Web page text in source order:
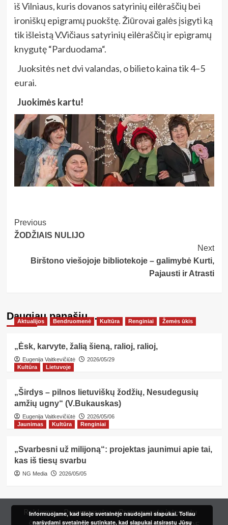
iš Vilniaus, kuris dovanos satyrinių eilėraščių bei
ironiškų epigramų puokštę. Žiūrovai galės įsigyti ką
tik išleistą V.Vičiaus satyrinių eilėraščių ir epigramų
knygutę “Parduodama“.
Juoksitės net dvi valandas, o bilieto kaina tik 4–5
eurai.
Juokimės kartu!
Post
Navigation
Previous
ŽODŽIAIS NULIJO
Next
Birštono viešojoje bibliotekoje – galimybė Kurti,
Pajausti ir Atrasti
Daugiau panašių…
Aktualijos Bendruomenė Kultūra Renginiai Žemės ūkis
„Ėsk, karvyte, žalią šieną, ralioj, ralioj,
Eugenija Vaitkevičiūtė
2026/05/29
Kultūra
Lietuvoje
„Širdys – pilnos lietuviškų žodžių, Nesudegusių
amžių ugny“ (V.Bukauskas)
Eugenija Vaitkevičiūtė
2026/05/06
Jaunimas
Kultūra Renginiai
„Svarbesni už milijoną“: projektas jaunimui apie tai,
kas iš tiesų svarbu
NG Media 2026/05/05
Reklama Prenumerata
Prenumerata internetu
Informuojame, kad šioje svetainėje naudojami slapukai. Toliau
naršydami svetainėje sutinkate, kad slapukai atsirastų Jūsų